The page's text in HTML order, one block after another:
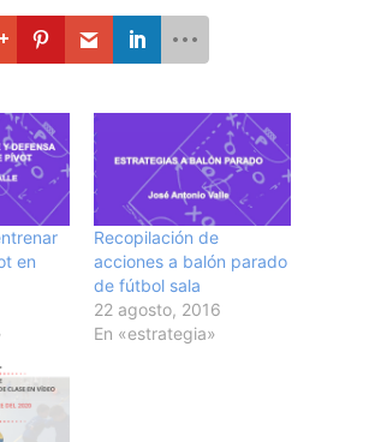
en
Recopilación de
acciones a balón parado
de fútbol sala
22 agosto, 2016
En «estrategia»